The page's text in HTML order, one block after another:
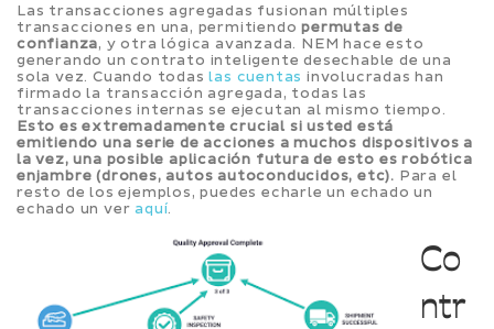
Las transacciones agregadas fusionan múltiples
transacciones en una, permitiendopermutas de
confianza, y otra lógica avanzada. NEM hace esto
generando un contrato inteligente desechable de una
sola vez. Cuando todaslas cuentas involucradas han
firmado la transacción agregada, todas las
transacciones internas se ejecutan al mismo tiempo.
Esto es extremadamente crucial si usted está
emitiendo una serie de acciones a muchos dispositivos a
la vez, una posible aplicación futura de esto es robótica
enjambre (drones, autos autoconducidos, etc). Para el
resto de los ejemplos, puedes echarle un echado un
echado un veraquí.
Co
ntr